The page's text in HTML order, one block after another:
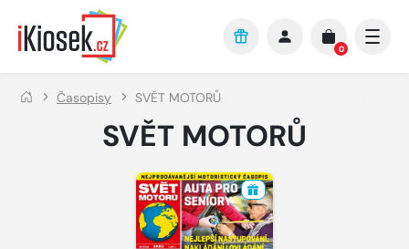
Přejít na hlavní obsah
0
Časopisy SVĚT MOTORŮ
SVĚT MOTORŮ